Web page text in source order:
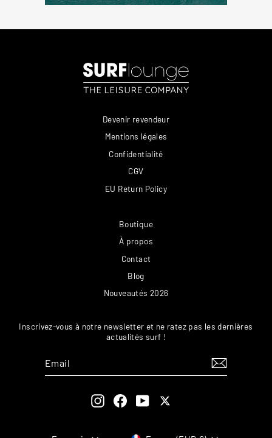
Devenir revendeur
Mentions légales
Confidentialité
CGV
EU Return Policy
Boutique
À propos
Contact
Blog
Nouveautés 2026
Inscrivez-vous à notre newsletter et ne ratez pas les dernières
actualités surf !
InstagramFacebookYouTube